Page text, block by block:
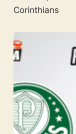
Corinthians